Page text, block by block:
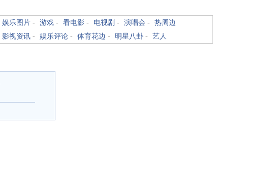
娱乐图片 - 游戏 - 看电影 - 电视剧 - 演唱会 - 热周边
影视资讯 - 娱乐评论 - 体育花边 - 明星八卦 - 艺人